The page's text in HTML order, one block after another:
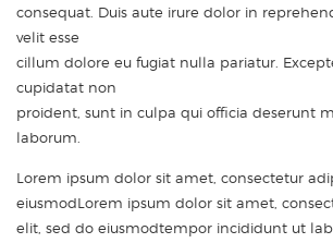
consequat. Duis aute irure dolor in
velit esse
cillum dolore eu fugiat nulla pariatur.
cupidatat non
proident, sunt in culpa qui officia deserunt
laborum.
Lorem ipsum dolor sit amet, consectetur
eiusmodLorem ipsum dolor sit amet,
elit, sed do eiusmodtempor incididunt ut